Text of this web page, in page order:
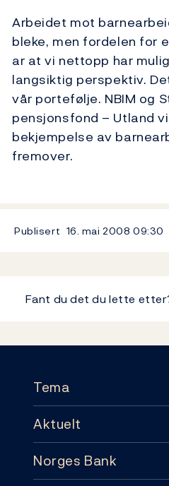
Arbeidet mot
bleke, men fordelen for
ar at vi nettopp har
langsiktig perspektiv.
vår portefølje. NBIM og
pensjonsfond – Utland
bekjempelse av
fremover.
Publisert 16. mai 2008 09:30
Fant du det du lette
Tema
Tema
Pengepolitikk
Aktuelt
Aktuelt
Norges Bank